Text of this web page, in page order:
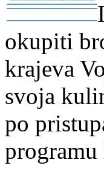
-
okupiti
krajeva
svoja
po
programu